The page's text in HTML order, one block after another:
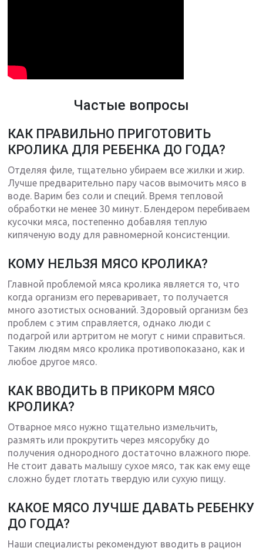
Частые вопросы
КАК ПРАВИЛЬНО ПРИГОТОВИТЬ
КРОЛИКА ДЛЯ РЕБЕНКА ДО ГОДА?
Отделяя филе, тщательно убираем все жилки и жир.
Лучше предварительно пару часов вымочить мясо в
воде. Варим без соли и специй. Время тепловой
обработки не менее 30 минут. Блендером перебиваем
кусочки мяса, постепенно добавляя теплую
кипяченую воду для равномерной консистенции.
КОМУ НЕЛЬЗЯ МЯСО КРОЛИКА?
Главной проблемой мяса кролика является то, что
когда организм его переваривает, то получается
много азотистых оснований. Здоровый организм без
проблем с этим справляется, однако люди с
подагрой или артритом не могут с ними справиться.
Таким людям мясо кролика противопоказано, как и
любое другое мясо.
КАК ВВОДИТЬ В ПРИКОРМ МЯСО
КРОЛИКА?
Отварное мясо нужно тщательно измельчить,
размять или прокрутить через мясорубку до
получения однородного достаточно влажного пюре.
Не стоит давать малышу сухое мясо, так как ему еще
сложно будет глотать твердую или сухую пищу.
КАКОЕ МЯСО ЛУЧШЕ ДАВАТЬ РЕБЕНКУ
ДО ГОДА?
Наши специалисты рекомендуют вводить в рацион